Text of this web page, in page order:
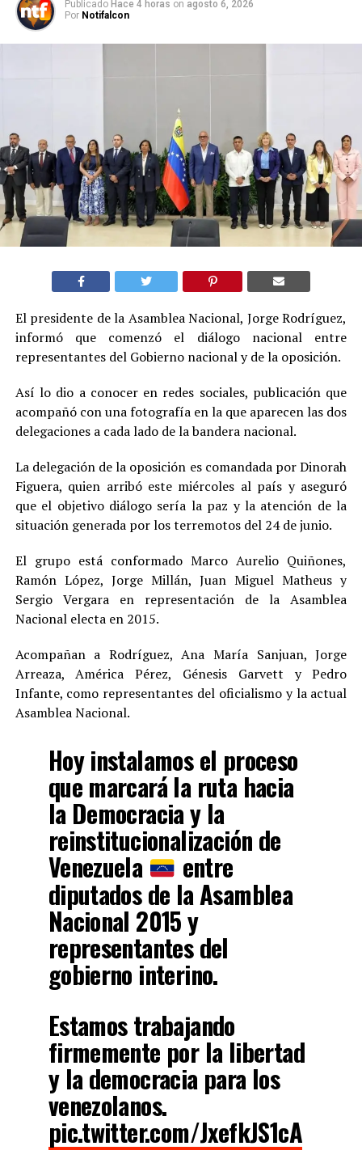
Publicado Hace 4 horas on agosto 6, 2026
Por Notifalcon
El presidente de la Asamblea Nacional, Jorge Rodríguez,
informó que comenzó el diálogo nacional entre
representantes del Gobierno nacional y de la oposición.
Así lo dio a conocer en redes sociales, publicación que
acompañó con una fotografía en la que aparecen las dos
delegaciones a cada lado de la bandera nacional.
La delegación de la oposición es comandada por Dinorah
Figuera, quien arribó este miércoles al país y aseguró
que el objetivo diálogo sería la paz y la atención de la
situación generada por los terremotos del 24 de junio.
El grupo está conformado Marco Aurelio Quiñones,
Ramón López, Jorge Millán, Juan Miguel Matheus y
Sergio Vergara en representación de la Asamblea
Nacional electa en 2015.
Acompañan a Rodríguez, Ana María Sanjuan, Jorge
Arreaza, América Pérez, Génesis Garvett y Pedro
Infante, como representantes del oficialismo y la actual
Asamblea Nacional.
Hoy instalamos el proceso
que marcará la ruta hacia
la Democracia y la
reinstitucionalización de
Venezuela entre
diputados de la Asamblea
Nacional 2015 y
representantes del
gobierno interino.
Estamos trabajando
firmemente por la libertad
y la democracia para los
venezolanos.
pic.twitter.com/JxefkJS1cA